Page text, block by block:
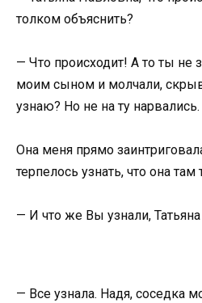
толком объяснить?
— Что происходит! А то ты
моим сыном и молчали,
узнаю? Но не на ту
Она меня прямо
терпелось узнать, что она там
— И что же Вы узнали,
— Все узнала. Надя, соседка